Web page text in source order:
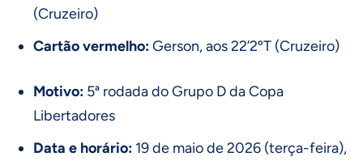
(Cruzeiro)
Cartão vermelho:Gerson, aos 22’2ºT (Cruzeiro)
Motivo: 5ª rodada do Grupo D da Copa
Libertadores
Data e horário: 19 de maio de 2026 (terça-feira),